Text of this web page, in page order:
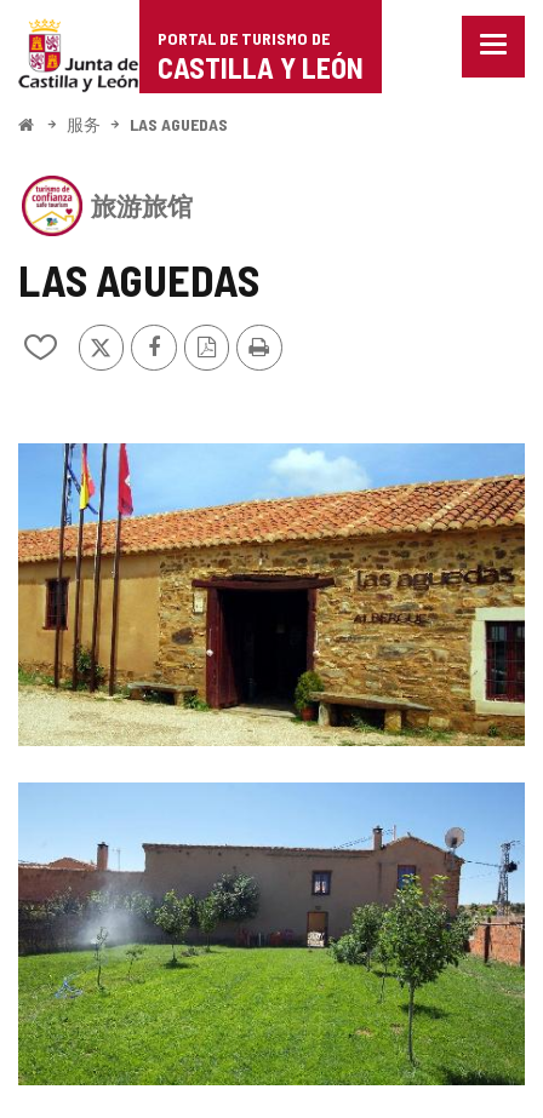
Portal
de
Turismo
de
Castilla
León
PORTAL DE TURISMO DE
CASTILLA Y LEÓN
菜
开
服务 LAS AGUEDAS
LAS AGUEDAS
从
记
本
中
添
加/
删
除
推
特
FacebookPDF
版
打
印
库
旅游旅馆
机
有
Y
LEÓN
托
印
章